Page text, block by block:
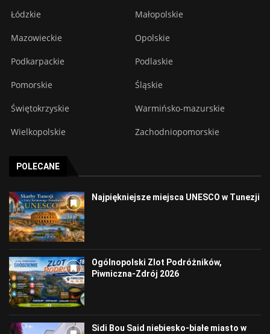
Łódzkie Małopolskie
Mazowieckie Opolskie
Podkarpackie Podlaskie
Pomorskie Śląskie
Świętokrzyskie Warmińsko-mazurskie
Wielkopolskie Zachodniopomorskie
POLECANE
Najpiękniejsze miejsca UNESCO w Tunezji
Ogólnopolski Zlot Podróżników,
Piwniczna-Zdrój 2026
Sidi Bou Said niebiesko-białe miasto w